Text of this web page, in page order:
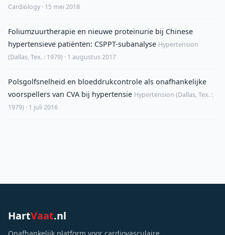
Cardiology · 15 mei 2018
Foliumzuurtherapie en nieuwe proteïnurie bij Chinese
hypertensieve patiënten: CSPPT-subanalyse Hypertension
(Dallas, Tex. : 1979) · 1 augustus 2017
Polsgolfsnelheid en bloeddrukcontrole als onafhankelijke
voorspellers van CVA bij hypertensie Hypertension (Dallas, Tex. :
1979) · 1 juli 2016
HartVaat.nl
Onafhankelijk platform voor cardiovasculaire